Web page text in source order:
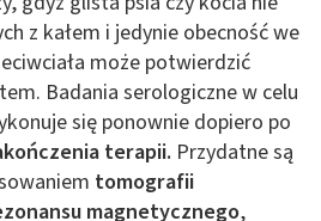
z kałem i jedynie obecność we
może potwierdzić
Badania serologiczne w celu
się ponownie dopiero po
terapii. Przydatne są
tomografii
magnetycznego,